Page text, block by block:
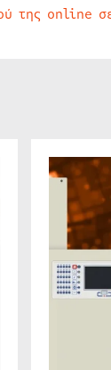
της online